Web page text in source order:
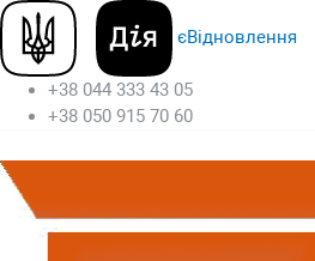
єВідновлення
+38 044 333 43 05
+38 050 915 70 60